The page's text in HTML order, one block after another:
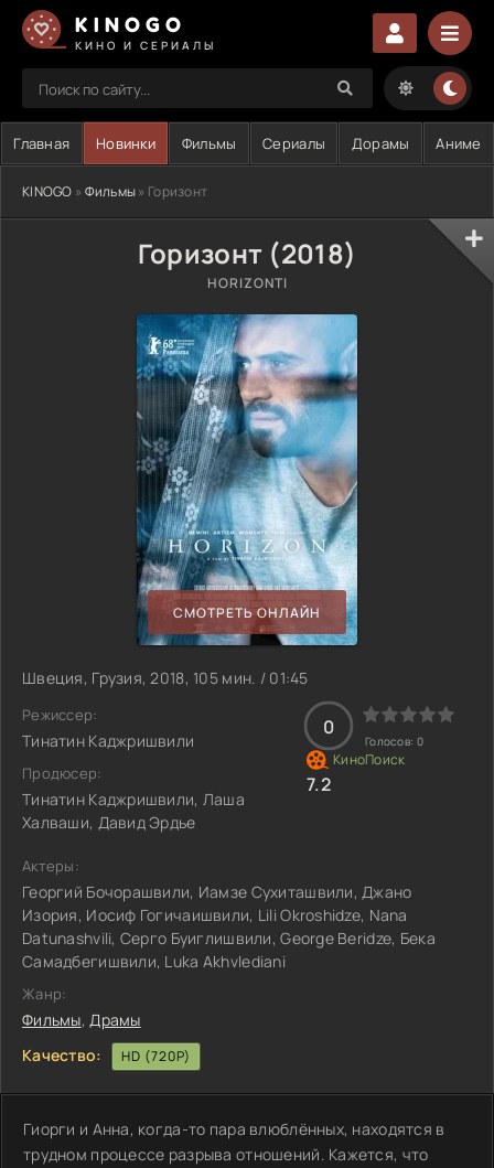
KINOGO
КИНО И СЕРИАЛЫ
Главная Новинки Фильмы Сериалы Дорамы Аниме
KINOGO » Фильмы» Горизонт
Горизонт (2018)
HORIZONTI
СМОТРЕТЬ ОНЛАЙН
Швеция, Грузия, 2018, 105 мин. / 01:45
Режиссер:
Тинатин Каджришвили
Продюсер:
Тинатин Каджришвили, Лаша
Халваши, Давид Эрдье
0
Голосов: 0
7.2
Актеры:
Георгий Бочорашвили, Иамзе Сухиташвили, Джано
Изория, Иосиф Гогичаишвили, Lili Okroshidze, Nana
Datunashvili, Серго Буиглишвили, George Beridze, Бека
Самадбегишвили, Luka Akhvlediani
Жанр:
Фильмы,Драмы
Качество:
HD (720P)
Гиорги и Анна, когда-то пара влюблённых, находятся в
трудном процессе разрыва отношений. Кажется, что